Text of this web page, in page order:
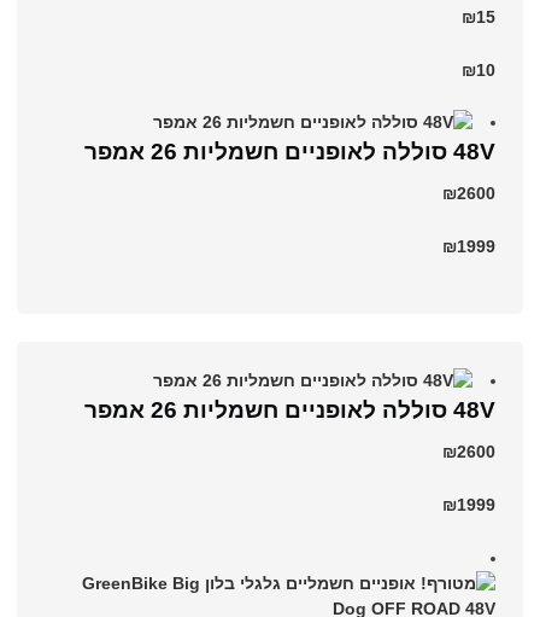
₪15
₪10
48V סוללה לאופניים חשמליות 26 אמפר
₪2600
₪1999
48V סוללה לאופניים חשמליות 26 אמפר
₪2600
₪1999